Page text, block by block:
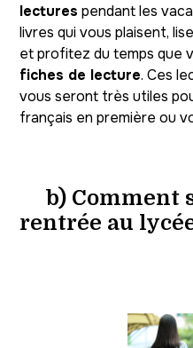
lectures pendant les
livres qui vous plaisent,
et profitez du temps que
fiches de lecture. Ces
vous seront très utiles
français en première ou
b) Comment
rentrée au